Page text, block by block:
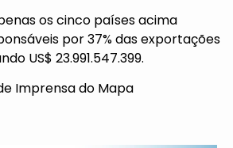
os cinco países acima
por 37% das exportações
US$ 23.991.547.399.
Imprensa do Mapa